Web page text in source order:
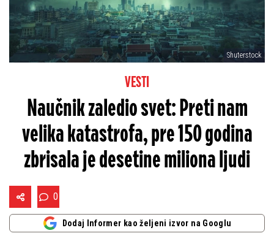
Shuterstock
VESTI
Naučnik zaledio svet: Preti nam
velika katastrofa, pre 150 godina
zbrisala je desetine miliona ljudi
0
Dodaj Informer kao željeni izvor na Googlu